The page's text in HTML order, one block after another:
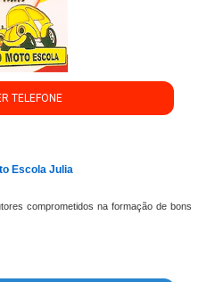
Escola Julia
comprometidos na formação de bons